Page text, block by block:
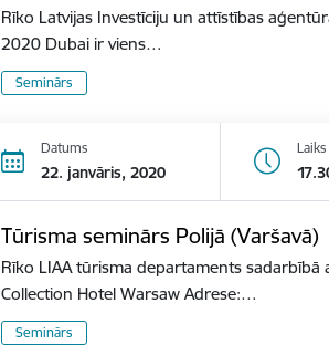
Rīko Latvijas Investīciju un attīstības
2020 Dubai ir viens…
Seminārs
Datums
22. janvāris, 2020
Laiks
Tūrisma seminārs Polijā (Varšavā)
Rīko LIAA tūrisma departaments sadarbībā
Collection Hotel Warsaw Adrese:…
Seminārs